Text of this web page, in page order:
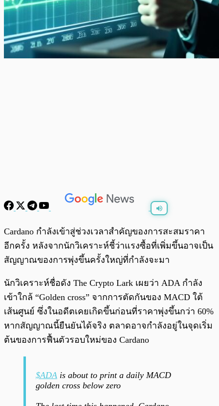
พร้อมเล่น
Cardano กำลังเข้าสู่ช่วงเวลาสำคัญของการสะสมราคา
อีกครั้ง หลังจากนักวิเคราะห์ชี้ว่าแรงซื้อที่เพิ่มขึ้นอาจเป็น
สัญญาณของการพุ่งขึ้นครั้งใหญ่ที่กำลังจะมา
นักวิเคราะห์ชื่อดัง The Crypto Lark เผยว่า ADA กำลัง
เข้าใกล้ “Golden cross” จากการตัดกันของ MACD ใต้
เส้นศูนย์ ซึ่งในอดีตเคยเกิดขึ้นก่อนที่ราคาพุ่งขึ้นกว่า 60%
หากสัญญาณนี้ยืนยันได้จริง ตลาดอาจกำลังอยู่ในจุดเริ่ม
ต้นของการฟื้นตัวรอบใหม่ของ Cardano
$ADA is about to print a daily MACD
golden cross below zero